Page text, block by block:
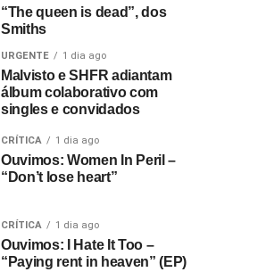
“The queen is dead”, dos
Smiths
URGENTE 1 dia ago
Malvisto e SHFR adiantam
álbum colaborativo com
singles e convidados
CRÍTICA 1 dia ago
Ouvimos: Women In Peril –
“Don’t lose heart”
CRÍTICA 1 dia ago
Ouvimos: I Hate It Too –
“Paying rent in heaven” (EP)